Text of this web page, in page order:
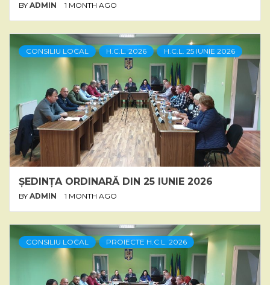
BY ADMIN 1 MONTH AGO
CONSILIU LOCAL H.C.L. 2026 H.C.L. 25 IUNIE 2026
ȘEDINȚA ORDINARĂ DIN 25 IUNIE 2026
BY ADMIN 1 MONTH AGO
CONSILIU LOCAL PROIECTE H.C.L. 2026